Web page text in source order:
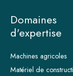
Domaines
d'expertise
Machines agricoles
Matériel de